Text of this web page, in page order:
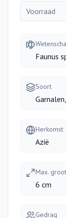
Voorraad
Faunus
Soort
Herkomst
Azië
Max.
6 cm
Gedrag